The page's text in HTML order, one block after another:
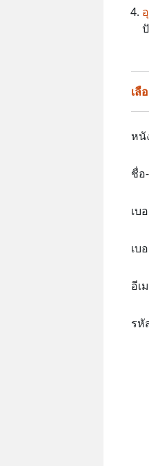
เลื
หนั
ชื่อ
เบ
เบ
อีเ
รหั